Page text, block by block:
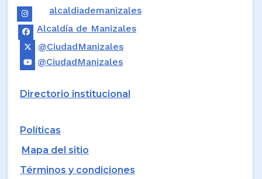
alcaldiademanizales
Alcaldía de Manizales
@CiudadManizales
@CiudadManizales
Directorio institucional
Políticas
Mapa del sitio
Términos y condiciones